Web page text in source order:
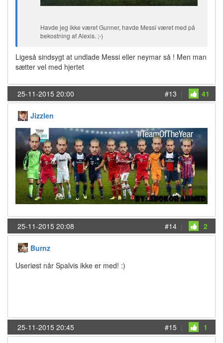
Havde jeg ikke været Gunner, havde Messi været med på
bekostning af Alexis. ;-)
Ligeså sindsygt at undlade Messi eller neymar så ! Men man
sætter vel med hjertet
25-11-2015 20:00 #13 | 41
Jizzlen
25-11-2015 20:08 #14 | 2
Burnz
Useriøst når Spalvis ikke er med! :)
25-11-2015 20:45 #15 | 1